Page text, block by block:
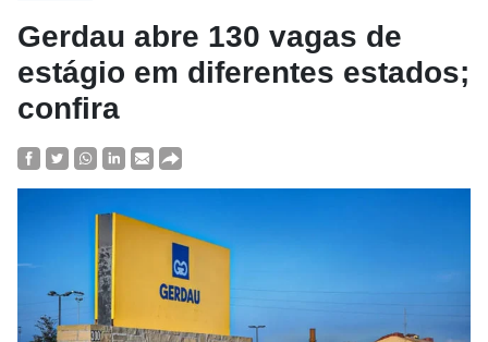
Gerdau abre 130 vagas de
estágio em diferentes estados;
confira